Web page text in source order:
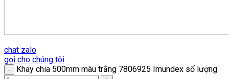
chat zalo
gọi cho chúng tôi
Khay chia 500mm màu trắng 7806925 Imundex số lượng